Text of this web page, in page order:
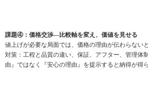
課題④：価格交渉—比較軸を変え、価値を見せる
値上げが必要な局面では、価格の理由が伝わらない
対策：工程と品質の違い、保証、アフター、管理体
由』ではなく『安心の理由』を提示すると納得が得